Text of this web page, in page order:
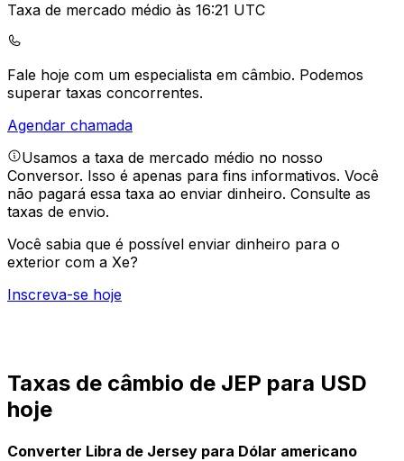
Taxa de mercado médio às 16:21 UTC
Fale hoje com um especialista em câmbio. Podemos
superar taxas concorrentes.
Agendar chamada
Usamos a taxa de mercado médio no nosso
Conversor. Isso é apenas para fins informativos. Você
não pagará essa taxa ao enviar dinheiro. Consulte as
taxas de envio.
Você sabia que é possível enviar dinheiro para o
exterior com a Xe?
Inscreva-se hoje
Taxas de câmbio de JEP para USD
hoje
Converter Libra de Jersey para Dólar americano